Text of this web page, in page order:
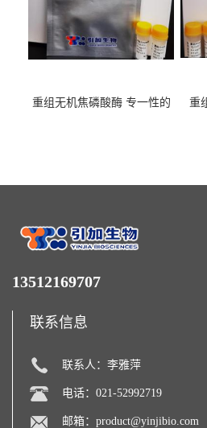
重组无机焦磷酸酶 专一性的
重
13512169707
联系信息
联系人：李雅萍
电话：021-52992719
邮箱： product@yinjibio.com